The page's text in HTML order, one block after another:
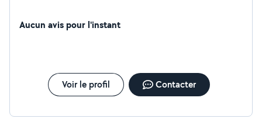
Aucun avis pour l'instant
Voir le profil Contacter